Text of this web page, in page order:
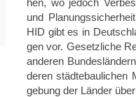
hen, wo je­doch
und
HID gibt es in
gen vor. Ge­setz­li­che
an­de­ren
de­ren städ­te­bau­li­chen
ge­bung der Län­der